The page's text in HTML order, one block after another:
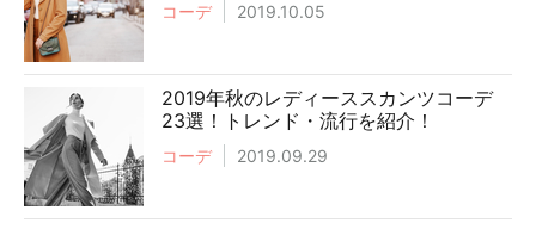
コーデ 2019.10.05
2019年秋のレディーススカンツコーデ
23選！トレンド・流行を紹介！
コーデ 2019.09.29